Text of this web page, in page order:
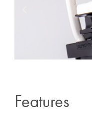
Features